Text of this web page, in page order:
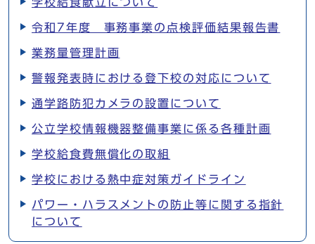
令和7年度 事務事業の点検評価結果報告書
業務量管理計画
警報発表時における登下校の対応について
通学路防犯カメラの設置について
公立学校情報機器整備事業に係る各種計画
学校給食費無償化の取組
学校における熱中症対策ガイドライン
パワー・ハラスメントの防止等に関する指針
について